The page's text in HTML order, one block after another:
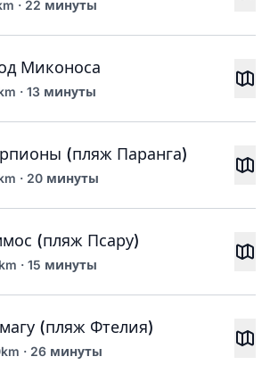
· 22 минуты
Миконоса
· 13 минуты
(пляж Паранга)
· 20 минуты
(пляж Псару)
· 15 минуты
(пляж Фтелия)
· 26 минуты